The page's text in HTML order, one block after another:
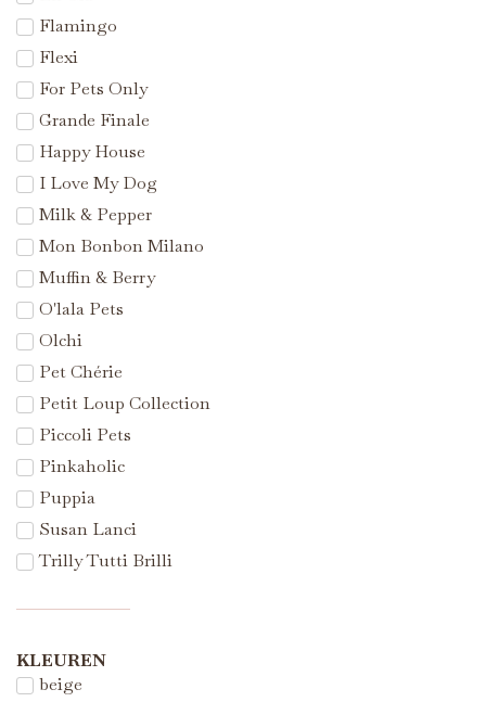
Flamingo
Flexi
For Pets Only
Grande Finale
Happy House
I Love My Dog
Milk & Pepper
Mon Bonbon Milano
Muffin & Berry
O'lala Pets
Olchi
Pet Chérie
Petit Loup Collection
Piccoli Pets
Pinkaholic
Puppia
Susan Lanci
Trilly Tutti Brilli
KLEUREN
beige